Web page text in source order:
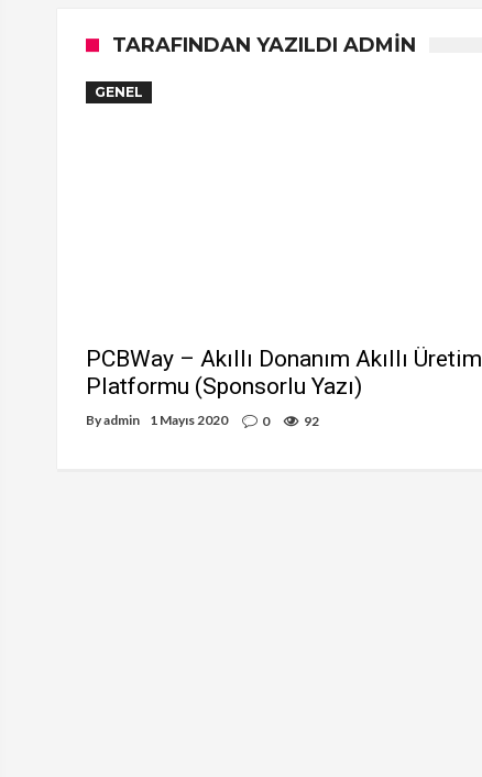
TARAFINDAN YAZILDI ADMIN
GENEL
PCBWay – Akıllı Donanım Akıllı Üretim
Platformu (Sponsorlu Yazı)
Byadmin 1 Mayıs 2020 0 92